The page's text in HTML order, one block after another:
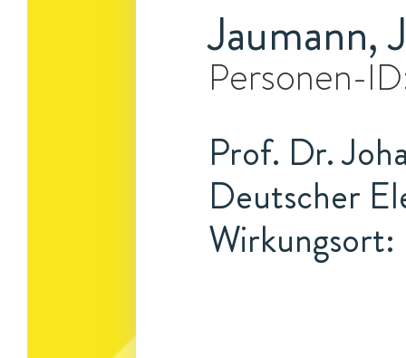
Jaumann,
Personen-
Prof. Dr.
Deutscher
Wirkungsort: